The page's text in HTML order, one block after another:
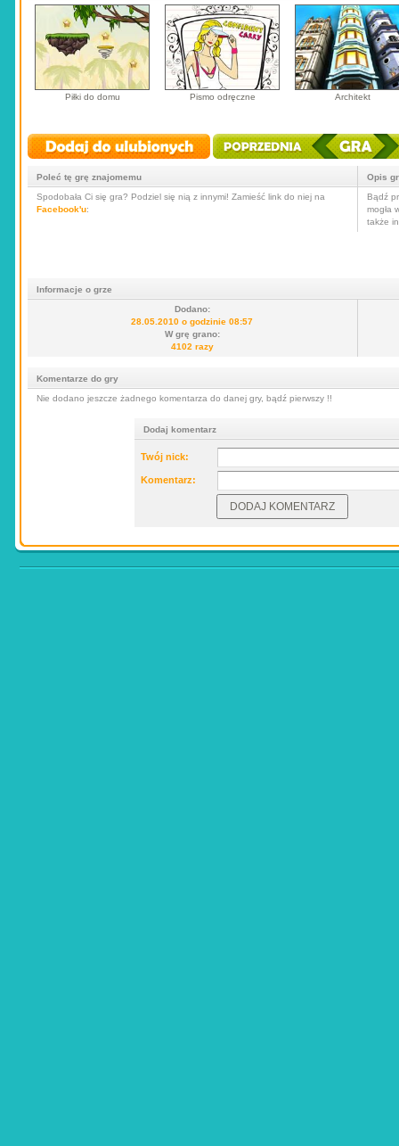
Piłki do domu Pismo odręczne Architekt
Poleć tę grę znajomemu
Spodobała Ci się gra? Podziel się nią z innymi! Zamieść link do niej na
Facebook'u:
Opis
Bądź
mogła
także
Informacje o grze
Dodano:
28.05.2010 o godzinie 08:57
W grę grano:
4102 razy
Komentarze do gry
Nie dodano jeszcze żadnego komentarza do danej gry, bądź pierwszy !!
Dodaj komentarz
Twój nick:
Komentarz: